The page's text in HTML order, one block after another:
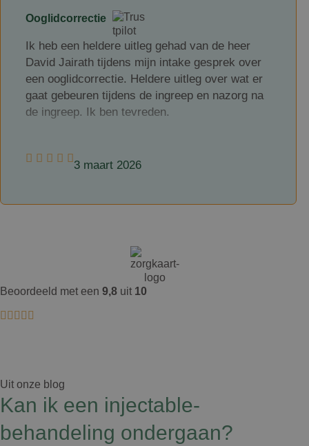
week zijn de hechtingen verwijderd. Ik ben erg
tevreden met het eindresultaat.
Ooglidcorrectie
Ik heb een heldere uitleg gehad van de heer
David Jairath tijdens mijn intake gesprek over
een ooglidcorrectie. Heldere uitleg over wat er
gaat gebeuren tijdens de ingreep en nazorg na
de ingreep. Ik ben tevreden.
3 maart 2026
Beoordeeld met een 9,8 uit 10
Uit onze blog
Kan ik een injectable-
behandeling ondergaan?